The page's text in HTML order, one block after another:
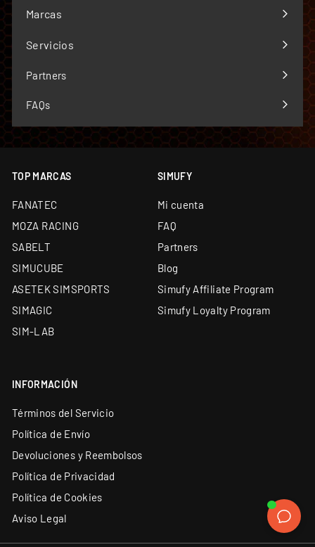
menú
Marcas
Expandir
menú
Servicios
Expandir
menú
Partners
FAQs
TOP MARCAS
FANATEC
MOZA RACING
SABELT
SIMUCUBE
ASETEK SIMSPORTS
SIMAGIC
SIM-LAB
SIMUFY
Mi cuenta
FAQ
Partners
Blog
Simufy Affiliate Program
Simufy Loyalty Program
INFORMACIÓN
Términos del Servicio
Política de Envío
Devoluciones y Reembolsos
Política de Privacidad
Política de Cookies
Aviso Legal